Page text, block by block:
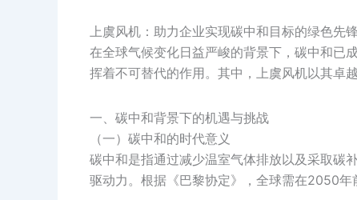
上虞风机：助力企业实现碳中和目标的绿色先锋
在全球气候变化日益严峻的背景下，碳中和已
挥着不可替代的作用。其中，上虞风机以其卓
一、碳中和背景下的机遇与挑战
（一）碳中和的时代意义
碳中和是指通过减少温室气体排放以及采取碳
驱动力。根据《巴黎协定》，全球需在2050